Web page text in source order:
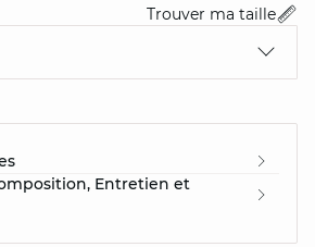
Trouver ma taille
Entretien et